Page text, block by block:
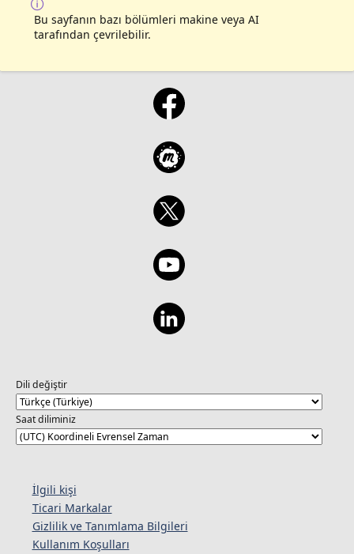
Bu sayfanın bazı bölümleri makine veya AI
tarafından çevrilebilir.
Dili değiştir
Saat diliminiz
İlgili kişi
Ticari Markalar
Gizlilik ve Tanımlama Bilgileri
Kullanım Koşulları